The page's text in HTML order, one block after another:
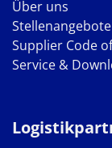
Über uns
Stellenangebote
Supplier Code
Service &